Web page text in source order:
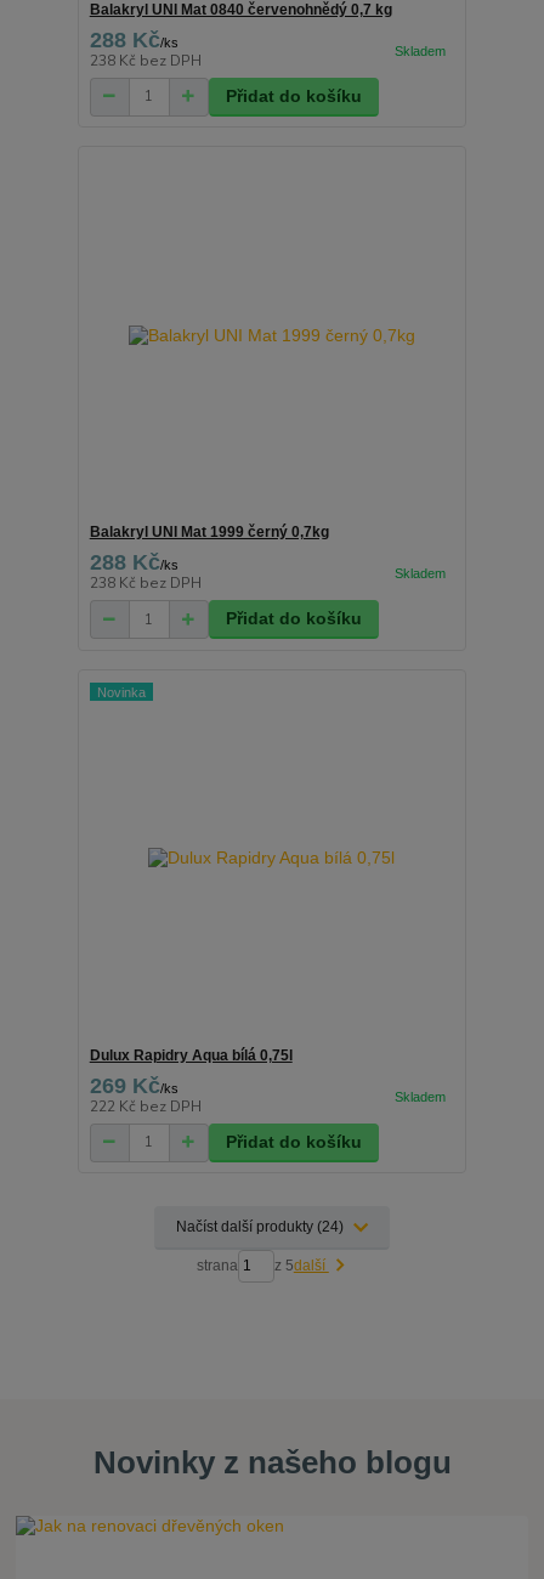
Balakryl UNI Mat 0840 červenohnědý 0,7 kg
288 Kč/ks
238 Kč bez DPH
Přidat do košíku
Balakryl UNI Mat 1999 černý 0,7kg
288 Kč/ks
238 Kč bez DPH
Přidat do košíku
Novinka
Dulux Rapidry Aqua bílá 0,75l
269 Kč/ks
222 Kč bez DPH
Přidat do košíku
Načíst další produkty (24)
strana z 5další
Novinky z našeho blogu